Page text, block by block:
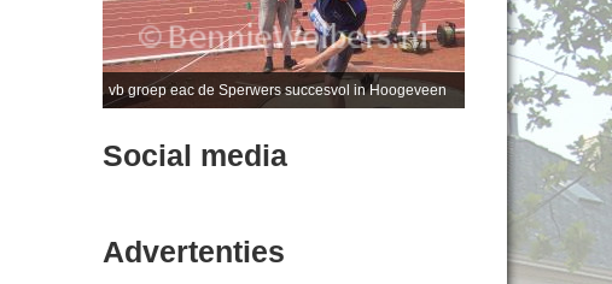
vb groep eac de Sperwers succesvol in Hoogeveen
Social media
Advertenties